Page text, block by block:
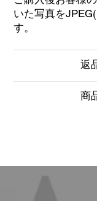
いた写真を
す。
返
商